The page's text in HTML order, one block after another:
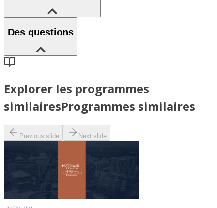
Des questions
Explorer les programmes
similairesProgrammes similaires
Previous slide Next slide